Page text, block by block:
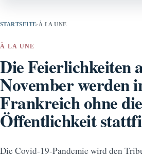
STARTSEITE› À LA UNE
À LA UNE
Die Feierlichkeiten
November werden
Frankreich ohne die
Öffentlichkeit
Die Covid-19-Pandemie wird den